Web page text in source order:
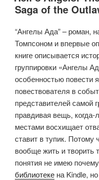
в
мире»
Saga of the
“Ангелы Ада” – роман,
Томпсоном и впервые
книге описывается
группировки «Ангелы
особенностью повести
повествователя в
представителей самой
правдивая вещь, когда-
местами восхищает
ставит в тупик. Потому
вообще жить и творить
понятия не имею
библиотеке на Kindle,